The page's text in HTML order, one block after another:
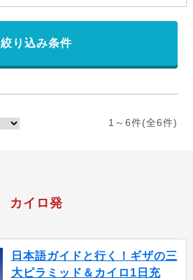
絞り込み条件
1～6件(全6件)
カイロ発
日本語ガイドと行く！ギザの三
大ピラミッド＆カイロ1日充